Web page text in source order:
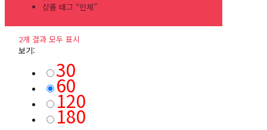
상품 태그 “인체”
2개 결과 모두 표시
보기:
30
60
120
180